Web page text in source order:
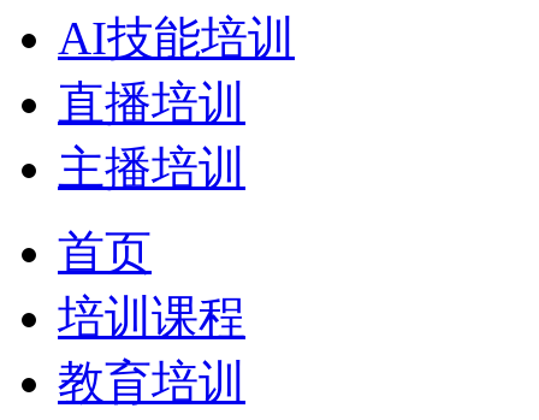
AI技能培训
直播培训
主播培训
首页
培训课程
教育培训